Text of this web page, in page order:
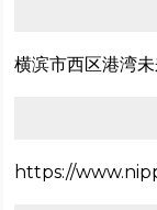
横滨市西区港湾未
https://